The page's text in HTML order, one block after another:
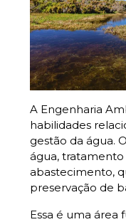
A Engenharia
habilidades
gestão da água.
água,
abastecimento,
preservação de
Essa é uma área